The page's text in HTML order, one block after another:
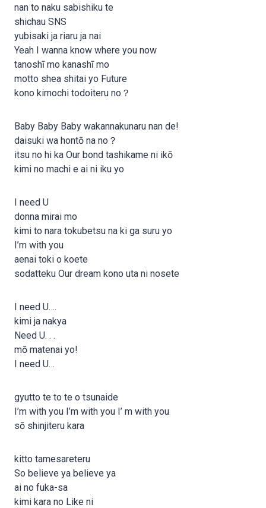
nan to naku sabishiku te
shichau SNS
yubisaki ja riaru ja nai
Yeah I wanna know where you now
tanoshī mo kanashī mo
motto shea shitai yo Future
kono kimochi todoiteru no？
Baby Baby Baby wakannakunaru nan de!
daisuki wa hontō na no？
itsu no hi ka Our bond tashikame ni ikō
kimi no machi e ai ni iku yo
I need U
donna mirai mo
kimi to nara tokubetsu na ki ga suru yo
I’m with you
aenai toki o koete
sodatteku Our dream kono uta ni nosete
I need U….
kimi ja nakya
Need U. . .
mō matenai yo!
I need U…
gyutto te to te o tsunaide
I’m with you I’m with you I’ m with you
sō shinjiteru kara
kitto tamesareteru
So believe ya believe ya
ai no fuka-sa
kimi kara no Like ni